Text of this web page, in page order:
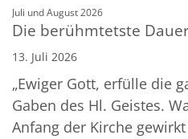
Juli und August 2026:
Die berühmtetste
13. Juli 2026
„Ewiger Gott, erfülle die
Gaben des Hl. Geistes.
Anfang der Kirche